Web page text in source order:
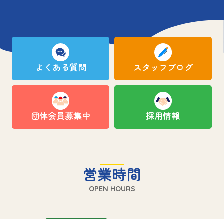
よくある質問 スタッフブログ
団体会員募集中 採用情報
営業時間
OPEN HOURS